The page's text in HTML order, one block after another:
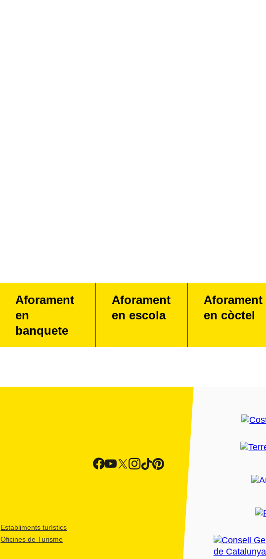
Aforament
en
banquete
Aforament
en escola
Aforament
en còctel
Establiments turístics
Oficines de Turisme